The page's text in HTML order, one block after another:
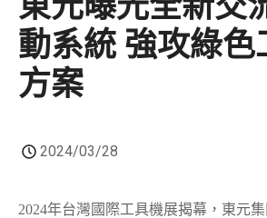
動系統 強攻綠色
方案
2024/03/28
2024年台灣國際工具機展揭幕，東元